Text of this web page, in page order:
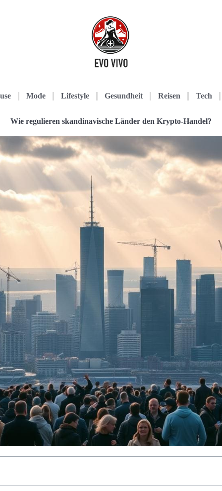
Mode Lifestyle Gesundheit Reisen Tech
Wie regulieren skandinavische Länder den Krypto-Handel?